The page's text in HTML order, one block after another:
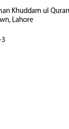
Khuddam ul
Lahore